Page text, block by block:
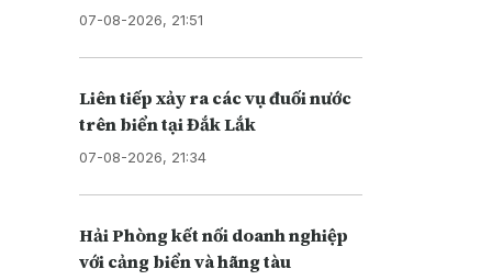
07-08-2026, 21:51
Liên tiếp xảy ra các vụ đuối nước
trên biển tại Đắk Lắk
07-08-2026, 21:34
Hải Phòng kết nối doanh nghiệp
với cảng biển và hãng tàu